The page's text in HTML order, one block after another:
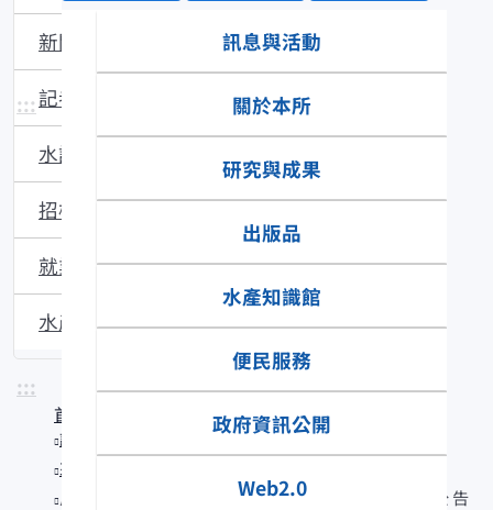
訊息與活動
關於本所
研究與成果
出版品
水產知識館
便民服務
政府資訊公開
Web2.0
:::
新聞稿
記者會
水試所電子報
招標資訊
就業資訊
水產新聞提要
:::
首頁
訊息與活動
來函照登
農業部「115年度農業學界與法人科專計畫」第二次公 告